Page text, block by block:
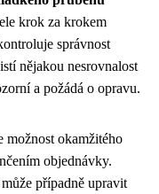
krok za krokem
správnost
nějakou nesrovnalost
a požádá o opravu.
možnost okamžitého
objednávky.
případně upravit